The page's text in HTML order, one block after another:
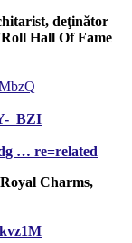
deţinător
Hall Of Fame
_BZI
… re=related
Charms,